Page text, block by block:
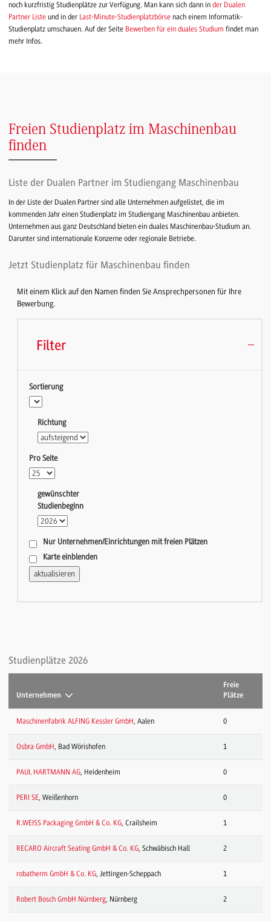
noch kurzfristig Studienplätze zur Verfügung. Man kann sich dann in der Dualen
Partner Liste und in der Last-Minute-Studienplatzbörse nach einem Informatik-
Studienplatz umschauen. Auf der Seite Bewerben für ein duales Studium findet man
mehr Infos.
Freien Studienplatz im Maschinenbau
finden
Liste der Dualen Partner im Studiengang Maschinenbau
In der Liste der Dualen Partner sind alle Unternehmen aufgelistet, die im
kommenden Jahr einen Studienplatz im Studiengang Maschinenbau anbieten.
Unternehmen aus ganz Deutschland bieten ein duales Maschinenbau-Studium an.
Darunter sind internationale Konzerne oder regionale Betriebe.
Jetzt Studienplatz für Maschinenbau finden
Mit einem Klick auf den Namen finden Sie Ansprechpersonen für Ihre
Bewerbung.
Filter
Sortierung
Richtung
Pro Seite
gewünschter
Studienbeginn
Nur Unternehmen/Einrichtungen mit freien Plätzen
Karte einblenden
Studienplätze 2026
Unternehmen
Freie
Plätze
Maschinenfabrik ALFING Kessler GmbH, Aalen 0
Osbra GmbH, Bad Wörishofen 1
PAUL HARTMANN AG, Heidenheim 0
PERI SE, Weißenhorn 0
R.WEISS Packaging GmbH & Co. KG, Crailsheim 1
RECARO Aircraft Seating GmbH & Co. KG, Schwäbisch Hall 2
robatherm GmbH & Co. KG, Jettingen-Scheppach 1
Robert Bosch GmbH Nürnberg, Nürnberg 2